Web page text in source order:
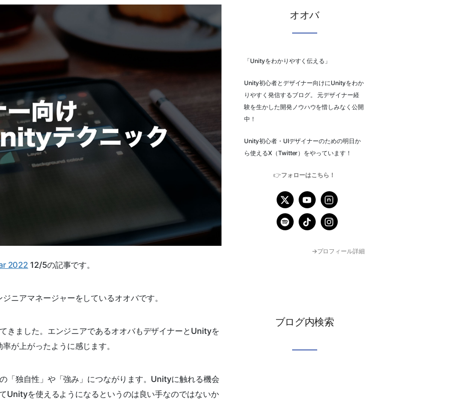
2022 12/5の記事です。
ニアマネージャーをしているオオバです。
きました。エンジニアであるオオバもデザイナーとUnityを
が上がったように感じます。
「独自性」や「強み」につながります。Unityに触れる機会
Unityを使えるようになるというのは良い手なのではないか
オオバ
「Unityをわかりやすく伝える」
Unity初心者とデザイナー向けにUnityをわか
りやすく発信するブログ。 元デザイナー経
験を生かした開発ノウハウを惜しみなく公開
中！
Unity初心者・UIデザイナーのための明日か
ら使えるX（Twitter）をやっています！
👉フォローはこちら！
→プロフィール詳細
ブログ内検索